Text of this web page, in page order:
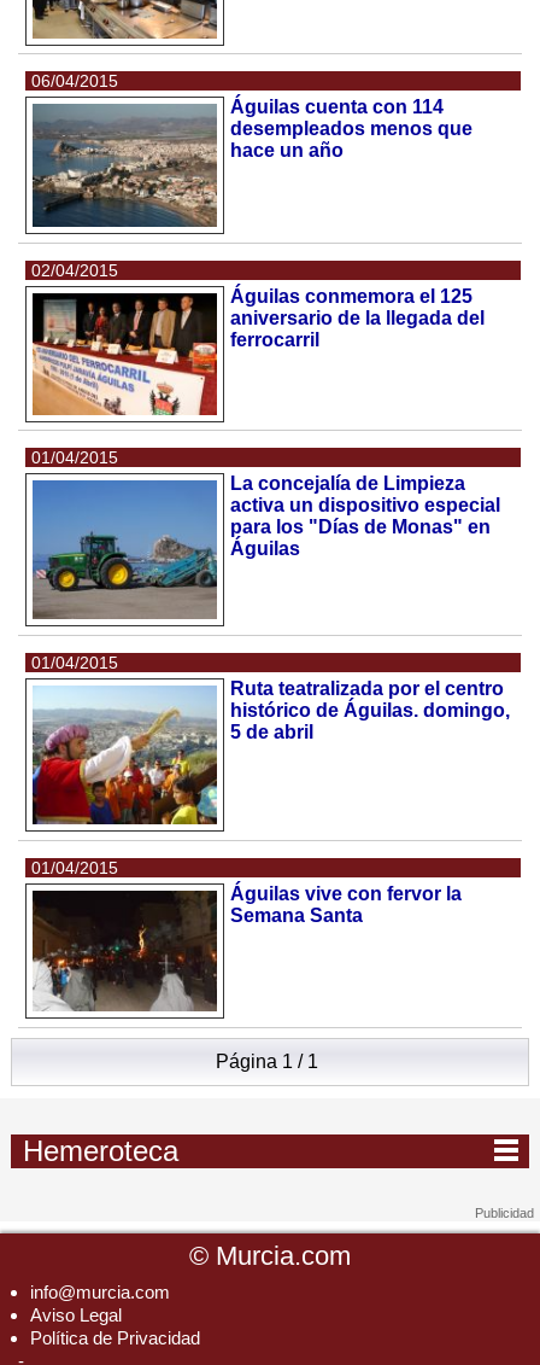
06/04/2015
Águilas cuenta con 114
desempleados menos que
hace un año
02/04/2015
Águilas conmemora el 125
aniversario de la llegada del
ferrocarril
01/04/2015
La concejalía de Limpieza
activa un dispositivo especial
para los "Días de Monas" en
Águilas
01/04/2015
Ruta teatralizada por el centro
histórico de Águilas. domingo,
5 de abril
01/04/2015
Águilas vive con fervor la
Semana Santa
Página 1 / 1
Hemeroteca
© Murcia.com
info@murcia.com
Aviso Legal
Política de Privacidad
-